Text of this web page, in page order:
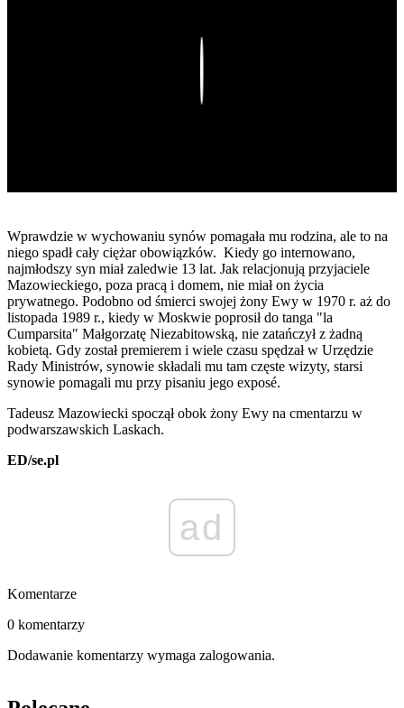
Wprawdzie w wychowaniu synów pomagała mu rodzina, ale to na
niego spadł cały ciężar obowiązków. Kiedy go internowano,
najmłodszy syn miał zaledwie 13 lat. Jak relacjonują przyjaciele
Mazowieckiego, poza pracą i domem, nie miał on życia
prywatnego. Podobno od śmierci swojej żony Ewy w 1970 r. aż do
listopada 1989 r., kiedy w Moskwie poprosił do tanga "la
Cumparsita" Małgorzatę Niezabitowską, nie zatańczył z żadną
kobietą. Gdy został premierem i wiele czasu spędzał w Urzędzie
Rady Ministrów, synowie składali mu tam częste wizyty, starsi
synowie pomagali mu przy pisaniu jego exposé.
Tadeusz Mazowiecki spoczął obok żony Ewy na cmentarzu w
podwarszawskich Laskach.
ED/se.pl
ad
Komentarze
0 komentarzy
Dodawanie komentarzy wymaga zalogowania.